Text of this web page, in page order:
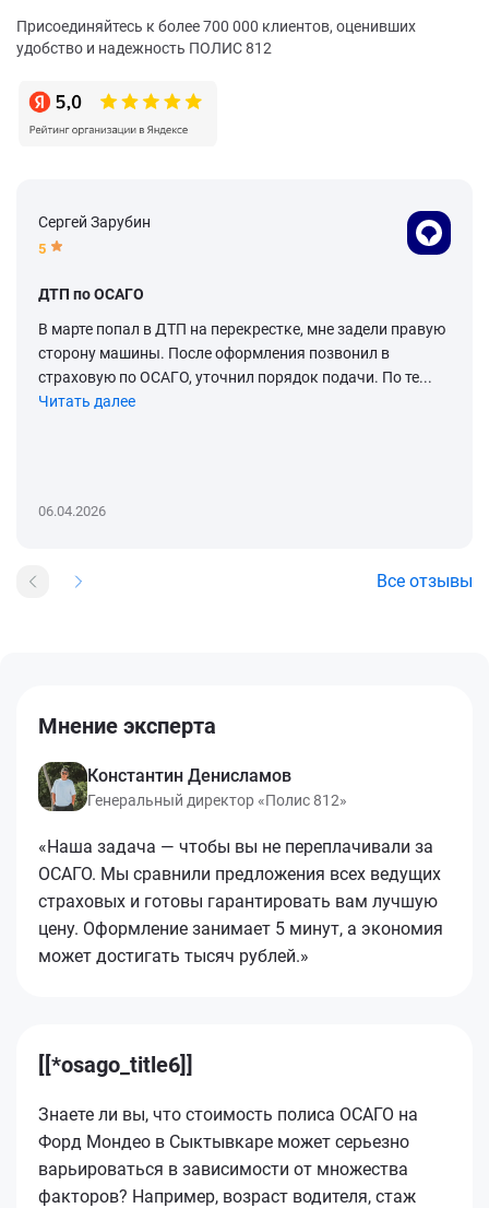
Присоединяйтесь к более 700 000 клиентов, оценивших
удобство и надежность ПОЛИС 812
Сергей Зарубин
5
ДТП по ОСАГО
В марте попал в ДТП на перекрестке, мне задели правую
сторону машины. После оформления позвонил в
страховую по ОСАГО, уточнил порядок подачи. По те...
Читать далее
06.04.2026
Все отзывы
Мнение эксперта
Константин Денисламов
Генеральный директор «Полис 812»
«Наша задача — чтобы вы не переплачивали за
ОСАГО. Мы сравнили предложения всех ведущих
страховых и готовы гарантировать вам лучшую
цену. Оформление занимает 5 минут, а экономия
может достигать тысяч рублей.»
[[*osago_title6]]
Знаете ли вы, что стоимость полиса ОСАГО на
Форд Мондео в Сыктывкаре может серьезно
варьироваться в зависимости от множества
факторов? Например, возраст водителя, стаж